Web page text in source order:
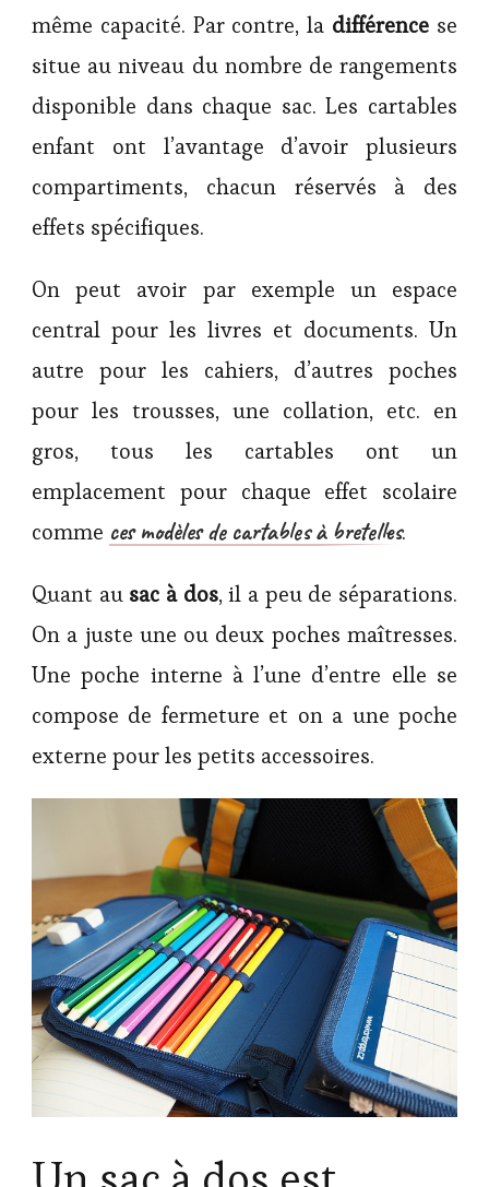
même capacité. Par contre, la différence se
situe au niveau du nombre de rangements
disponible dans chaque sac. Les cartables
enfant ont l’avantage d’avoir plusieurs
compartiments, chacun réservés à des
effets spécifiques.
On peut avoir par exemple un espace
central pour les livres et documents. Un
autre pour les cahiers, d’autres poches
pour les trousses, une collation, etc. en
gros, tous les cartables ont un
emplacement pour chaque effet scolaire
comme ces modèles de cartables à bretelles.
Quant au sac à dos, il a peu de séparations.
On a juste une ou deux poches maîtresses.
Une poche interne à l’une d’entre elle se
compose de fermeture et on a une poche
externe pour les petits accessoires.